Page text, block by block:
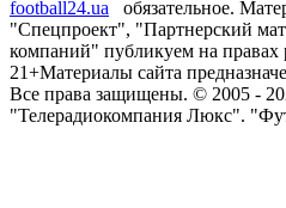
football24.ua
обязательное.
"Спецпроект", "Партнерский
компаний" публикуем на правах
21+Материалы сайта
Все права защищены. © 2005 -
"Телерадиокомпания Люкс".